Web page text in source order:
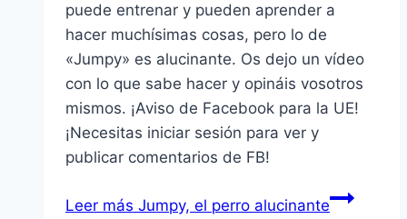
puede entrenar y pueden aprender a
hacer muchísimas cosas, pero lo de
«Jumpy» es alucinante. Os dejo un vídeo
con lo que sabe hacer y opináis vosotros
mismos. ¡Aviso de Facebook para la UE!
¡Necesitas iniciar sesión para ver y
publicar comentarios de FB!
Leer más Jumpy, el perro alucinante